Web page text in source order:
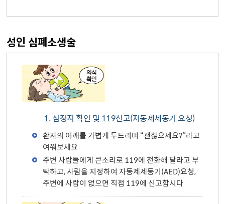
성인 심폐소생술
1. 심정지 확인 및 119신고(자동제세동기 요청)
환자의 어깨를 가볍게 두드리며 “괜찮으세요?”라고
여쭤보세요
주변 사람들에게 큰소리로 119에 전화해 달라고 부
탁하고, 사람을 지정하여 자동제세동기(AED)요청,
주변에 사람이 없으면 직접 119에 신고합시다